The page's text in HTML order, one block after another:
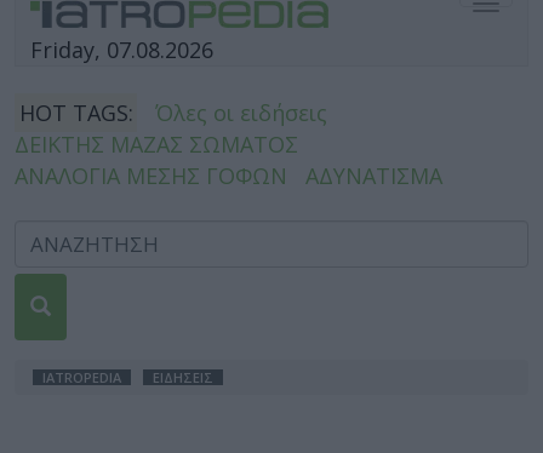
Friday, 07.08.2026
HOT TAGS:
Όλες οι ειδήσεις
ΔΕΙΚΤΗΣ ΜΑΖΑΣ ΣΩΜΑΤΟΣ
ΑΝΑΛΟΓΙΑ ΜΕΣΗΣ ΓΟΦΩΝ
ΑΔΥΝΑΤΙΣΜΑ
IATROPEDIA ΕΙΔΗΣΕΙΣ